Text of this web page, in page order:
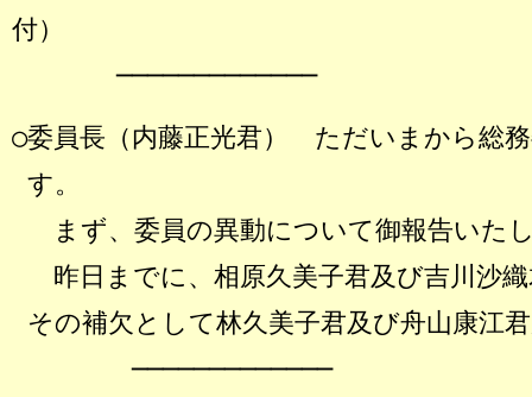
付）
─────────────
○委員長（内藤正光君） ただいまから総
す。
まず、委員の異動について御報告いた
昨日までに、相原久美子君及び吉川沙
その補欠として林久美子君及び舟山康江
─────────────